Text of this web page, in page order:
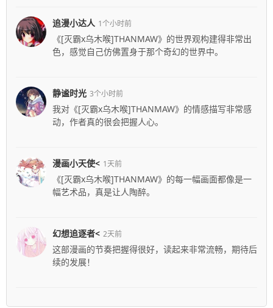
追漫小达人 1个小时前
《[灭霸x乌木喉]THANMAW》的世界观构建得非常出
色，感觉自己仿佛置身于那个奇幻的世界中。
静谧时光 3个小时前
我对《[灭霸x乌木喉]THANMAW》的情感描写非常感
动，作者真的很会把握人心。
漫画小天使< 1天前
《[灭霸x乌木喉]THANMAW》的每一幅画面都像是一
幅艺术品，真是让人陶醉。
幻想追逐者< 2天前
这部漫画的节奏把握得很好，读起来非常流畅，期待后
续的发展！